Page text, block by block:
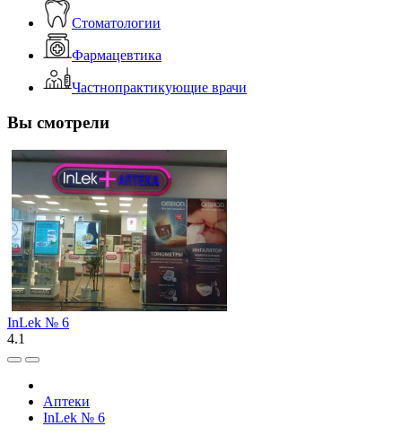
Стоматологии
Фармацевтика
Частнопрактикующие врачи
Вы смотрели
InLek № 6
4.1
Аптеки
InLek № 6